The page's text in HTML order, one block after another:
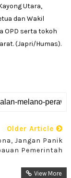
Utara,
dan Wakil
OPD serta tokoh
(Japri/Humas).
Older Article
Jangan Panik
Pemerintah
View More